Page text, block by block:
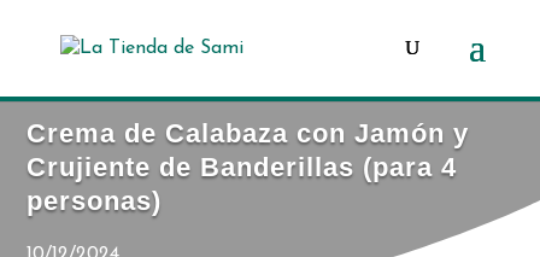
Crema de Calabaza con Jamón y
Crujiente de Banderillas (para 4
personas)